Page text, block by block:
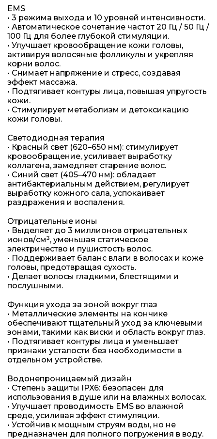
EMS
• 3 режима выхода и 10 уровней интенсивности.
• Автоматическое сочетание частот 20 Гц / 50 Гц /
100 Гц для более глубокой стимуляции.
• Улучшает кровообращение кожи головы,
активируя волосяные фолликулы и укрепляя
корни волос.
• Снимает напряжение и стресс, создавая
эффект массажа.
• Подтягивает контуры лица, повышая упругость
кожи.
• Стимулирует метаболизм и детоксикацию
кожи головы.
Светодиодная терапия
• Красный свет (620–650 нм): стимулирует
кровообращение, усиливает выработку
коллагена, замедляет старение волос.
• Синий свет (405–470 нм): обладает
антибактериальным действием, регулирует
выработку кожного сала, успокаивает
раздражения и воспаления.
Отрицательные ионы
• Выделяет до 3 миллионов отрицательных
ионов/см³, уменьшая статическое
электричество и пушистость волос.
• Поддерживает баланс влаги в волосах и коже
головы, предотвращая сухость.
• Делает волосы гладкими, блестящими и
послушными.
Функция ухода за зоной вокруг глаз
• Металлические элементы на кончике
обеспечивают тщательный уход за ключевыми
зонами, такими как виски и область вокруг глаз.
• Подтягивает контуры лица и уменьшает
признаки усталости без необходимости в
отдельном устройстве.
Водонепроницаемый дизайн
• Степень защиты IPX6: безопасен для
использования в душе или на влажных волосах.
• Улучшает проводимость EMS во влажной
среде, усиливая эффект стимуляции.
• Устойчив к мощным струям воды, но не
предназначен для полного погружения в воду.